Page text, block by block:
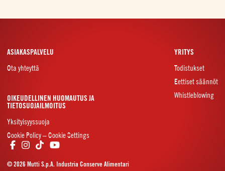
ASIAKASPALVELU
Ota yhteyttä
YRITYS
Todistukset
Eettiset säännöt
Whistleblowing
OIKEUDELLINEN HUOMAUTUS JA
TIETOSUOJAILMOITUS
Yksityisyyssuoja
Cookie Policy – Cookie Settings
© 2026 Mutti S.p.A. Industria Conserve Alimentari